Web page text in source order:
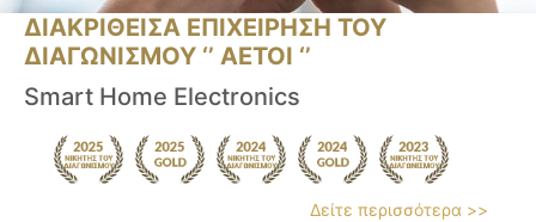
ΔΙΑΚΡΙΘΕΙΣΑ ΕΠΙΧΕΙΡΗΣΗ ΤΟΥ
ΔΙΑΓΩΝΙΣΜΟΥ ‘’ ΑΕΤΟΙ ‘’
Smart Home Electronics
Δείτε περισσότερα >>